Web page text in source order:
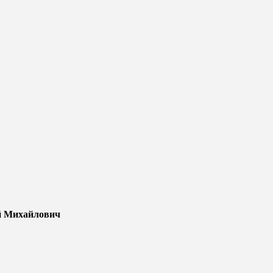
Михайлович